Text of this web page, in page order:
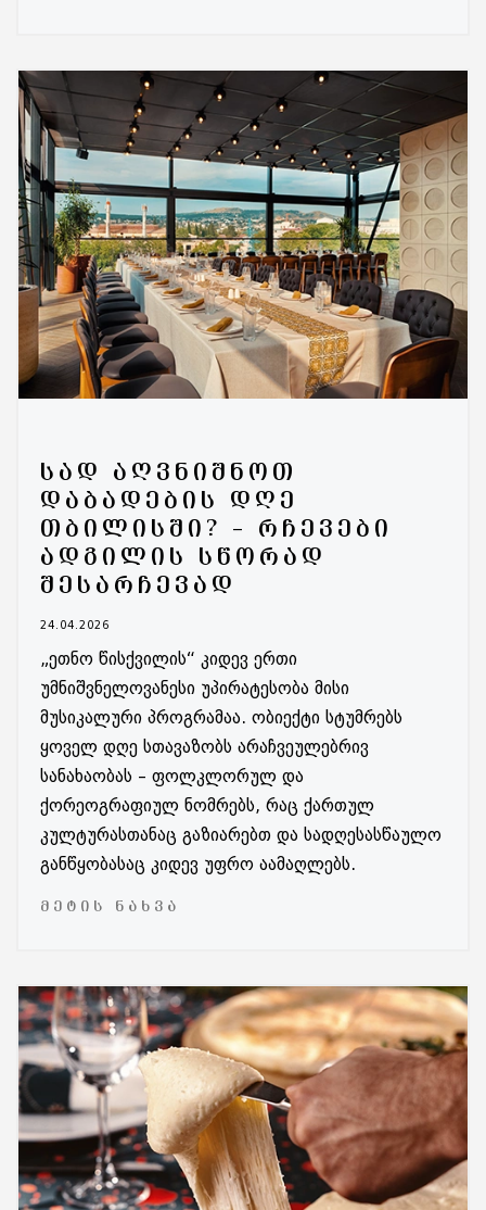
ᲡᲐᲓ ᲐᲦᲕᲜᲘᲨᲜᲝᲗ
ᲓᲐᲑᲐᲓᲔᲑᲘᲡ ᲓᲦᲔ
ᲗᲑᲘᲚᲘᲡᲨᲘ? – ᲠᲩᲔᲕᲔᲑᲘ
ᲐᲓᲒᲘᲚᲘᲡ ᲡᲬᲝᲠᲐᲓ
ᲨᲔᲡᲐᲠᲩᲔᲕᲐᲓ
24.04.2026
„ეთნო წისქვილის“ კიდევ ერთი
უმნიშვნელოვანესი უპირატესობა მისი
მუსიკალური პროგრამაა. ობიექტი სტუმრებს
ყოველ დღე სთავაზობს არაჩვეულებრივ
სანახაობას – ფოლკლორულ და
ქორეოგრაფიულ ნომრებს, რაც ქართულ
კულტურასთანაც გაზიარებთ და სადღესასწაულო
განწყობასაც კიდევ უფრო აამაღლებს.
ᲛᲔᲢᲘᲡ ᲜᲐᲮᲕᲐ